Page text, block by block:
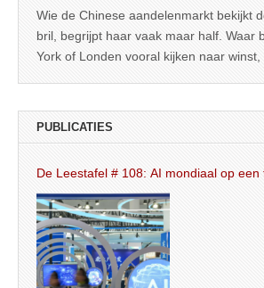
Wie de Chinese aandelenmarkt bekijkt
bril, begrijpt haar vaak maar half. Waar
York of Londen vooral kijken naar winst,
PUBLICATIES
De Leestafel # 108: AI mondiaal